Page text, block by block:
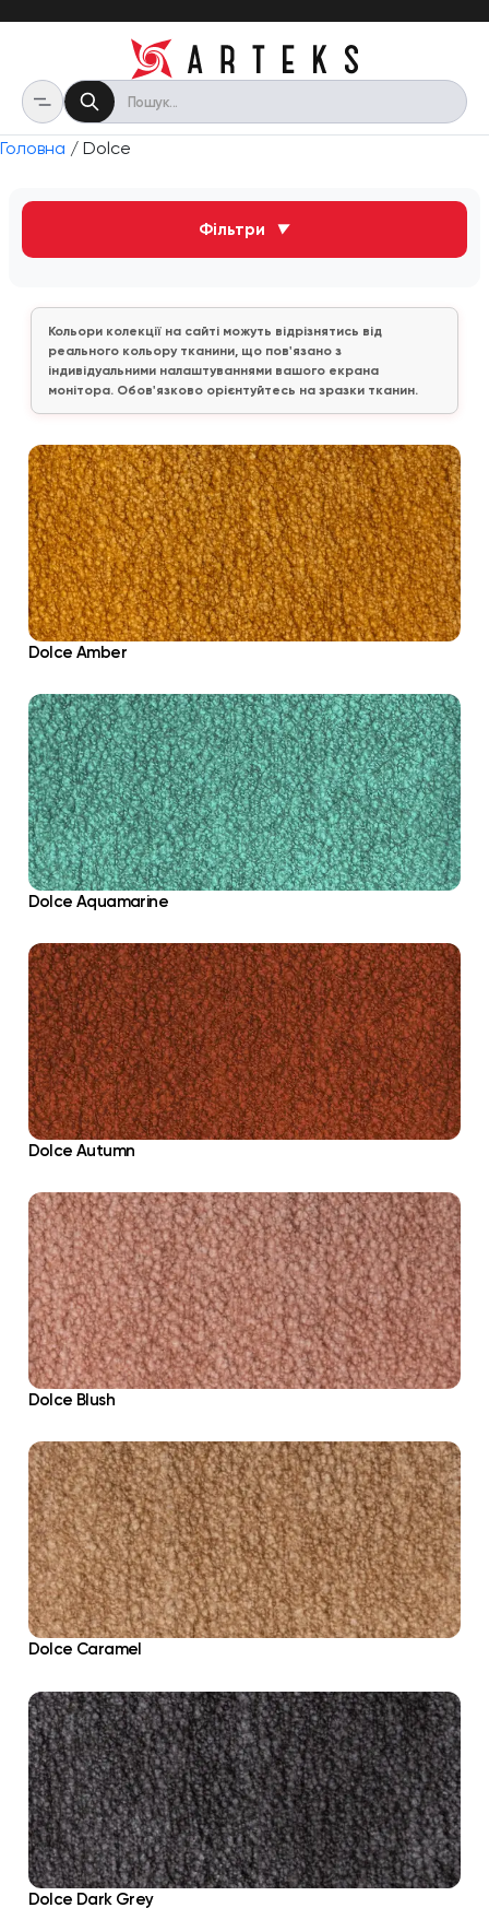
Головна / Dolce
Фільтри ▼
Кольори колекції на сайті можуть відрізнятись від
реального кольору тканини, що пов'язано з
індивідуальними налаштуваннями вашого екрана
монітора. Обов'язково орієнтуйтесь на зразки тканин.
Dolce Amber
Dolce Aquamarine
Dolce Autumn
Dolce Blush
Dolce Caramel
Dolce Dark Grey